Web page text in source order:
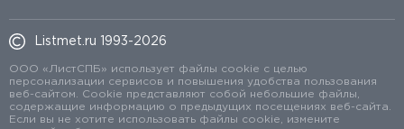
Listmet.ru 1993-2026
ООО «ЛистСПБ» использует файлы cookie с целью
персонализации сервисов и повышения удобства пользования
веб-сайтом. Cookie представляют собой небольшие файлы,
содержащие информацию о предыдущих посещениях веб-сайта.
Если вы не хотите использовать файлы cookie, измените